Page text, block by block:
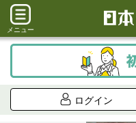
メニュー
ログイン